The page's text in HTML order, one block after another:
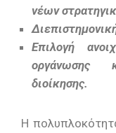
νέων
Επιλογή
οργάνωσης
διοίκησης.
Η